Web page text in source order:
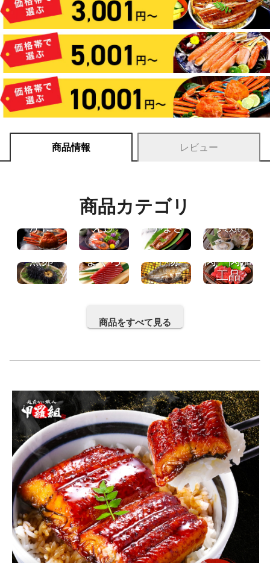
商品情報 レビュー
商品カテゴリ
かに えび うなぎ 貝類
魚卵 まぐろ 干物
肉・肉加
工品
商品をすべて見る